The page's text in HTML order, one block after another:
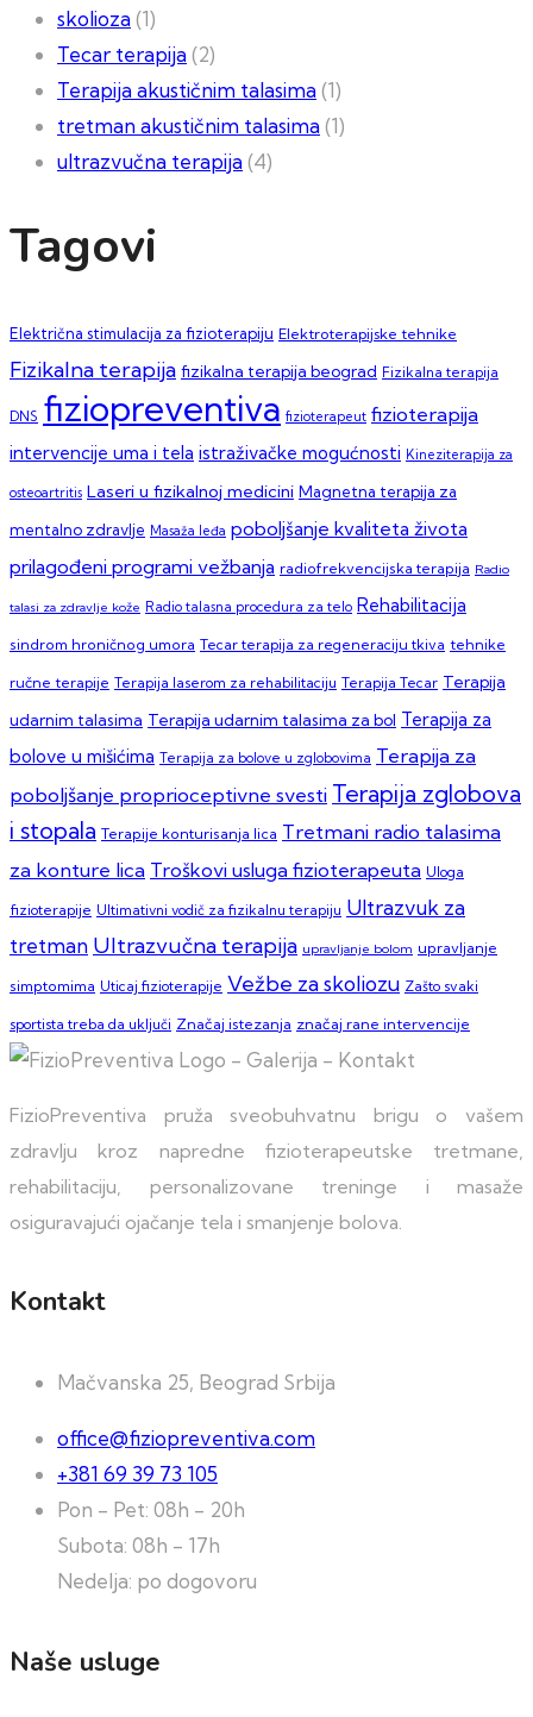
skolioza(1)
Tecar terapija(2)
Terapija akustičnim talasima(1)
tretman akustičnim talasima(1)
ultrazvučna terapija(4)
Tagovi
Električna stimulacija za fizioterapiju Elektroterapijske tehnike
Fizikalna terapija fizikalna terapija beograd Fizikalna terapija
DNS fiziopreventiva fizioterapeut fizioterapija
intervencije uma i tela istraživačke mogućnosti Kineziterapija za
osteoartritis Laseri u fizikalnoj medicini Magnetna terapija za
mentalno zdravlje Masaža leđa poboljšanje kvaliteta života
prilagođeni programi vežbanja radiofrekvencijska terapija Radio
talasi za zdravlje kože Radio talasna procedura za telo Rehabilitacija
sindrom hroničnog umora Tecar terapija za regeneraciju tkiva tehnike
ručne terapije Terapija laserom za rehabilitaciju Terapija Tecar Terapija
udarnim talasima Terapija udarnim talasima za bol Terapija za
bolove u mišićima Terapija za bolove u zglobovima Terapija za
poboljšanje proprioceptivne svesti Terapija zglobova
i stopala Terapije konturisanja lica Tretmani radio talasima
za konture lica Troškovi usluga fizioterapeuta Uloga
fizioterapije Ultimativni vodič za fizikalnu terapiju Ultrazvuk za
tretman Ultrazvučna terapija upravljanje bolom upravljanje
simptomima Uticaj fizioterapije Vežbe za skoliozu Zašto svaki
sportista treba da uključi Značaj istezanja značaj rane intervencije
FizioPreventiva pruža sveobuhvatnu brigu o vašem
zdravlju kroz napredne fizioterapeutske tretmane,
rehabilitaciju, personalizovane treninge i masaže
osiguravajući ojačanje tela i smanjenje bolova.
Kontakt
Mačvanska 25, Beograd Srbija
office@fiziopreventiva.com
+381 69 39 73 105
Pon - Pet: 08h - 20h
Subota: 08h - 17h
Nedelja: po dogovoru
Naše usluge